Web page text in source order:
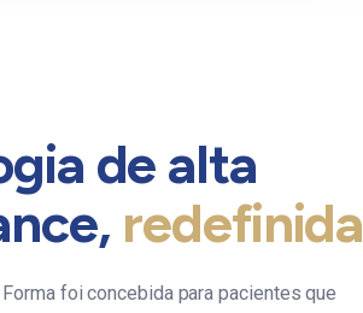
de alta
redefinida
foi concebida para pacientes que